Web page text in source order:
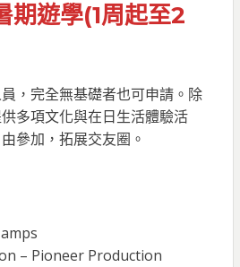
遊學(1周起至2
，完全無基礎者也可申請。除
多項文化與在日生活體驗活
參加，拓展交友圈。
– Pioneer Production